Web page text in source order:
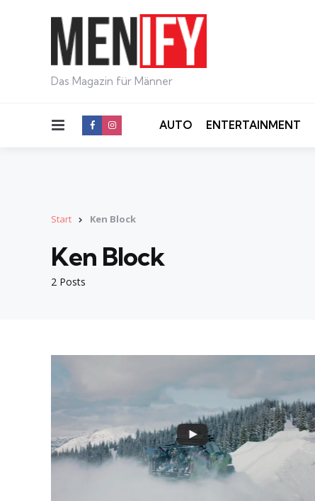
Das Magazin für Männer
Menu AUTO ENTERTAINMENT
Start Ken Block
2 Posts
Ken Block